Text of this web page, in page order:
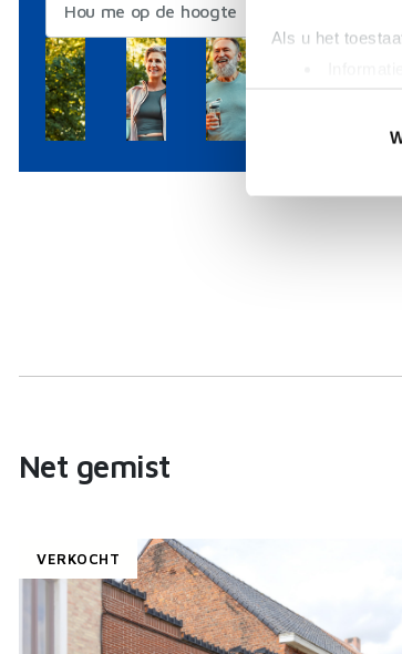
Als u het
Uw
toestemming
Hou me op de hoogte
Net gemist
VERKOCHT